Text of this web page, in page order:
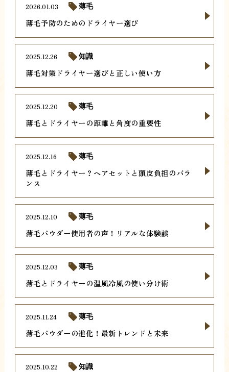
薄毛予防のためのドライヤー選び
2026.01.03 薄毛
薄毛対策ドライヤー選びと正しい使い方
2025.12.26 知識
薄毛とドライヤーの距離と角度の重要性
2025.12.20 薄毛
薄毛とドライヤー？ヘアセットと頭皮負担のバラ
ンス
2025.12.16 薄毛
薄毛パウダー使用者の声！リアルな体験談
2025.12.10 薄毛
薄毛とドライヤーの温風冷風の使い分け術
2025.12.03 薄毛
薄毛パウダーの進化！最新トレンドと未来
2025.11.24 薄毛
2025.10.22 知識